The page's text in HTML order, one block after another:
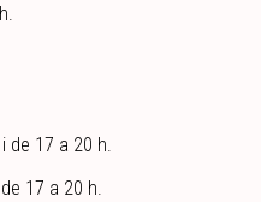
de 17 a 20 h.
17 a 20 h.